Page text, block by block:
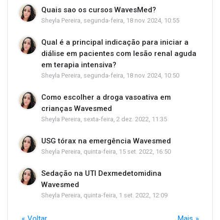
Quais sao os cursos WavesMed?
Sheyla Pereira, segunda-feira, 18 nov. 2024, 10:55
Qual é a principal indicação para iniciar a
diálise em pacientes com lesão renal aguda
em terapia intensiva?
Sheyla Pereira, segunda-feira, 18 nov. 2024, 10:50
Como escolher a droga vasoativa em
crianças Wavesmed
Sheyla Pereira, sexta-feira, 2 dez. 2022, 11:35
USG tórax na emergência Wavesmed
Sheyla Pereira, quinta-feira, 15 set. 2022, 16:50
Sedação na UTI Dexmedetomidina
Wavesmed
Sheyla Pereira, quinta-feira, 1 set. 2022, 12:09